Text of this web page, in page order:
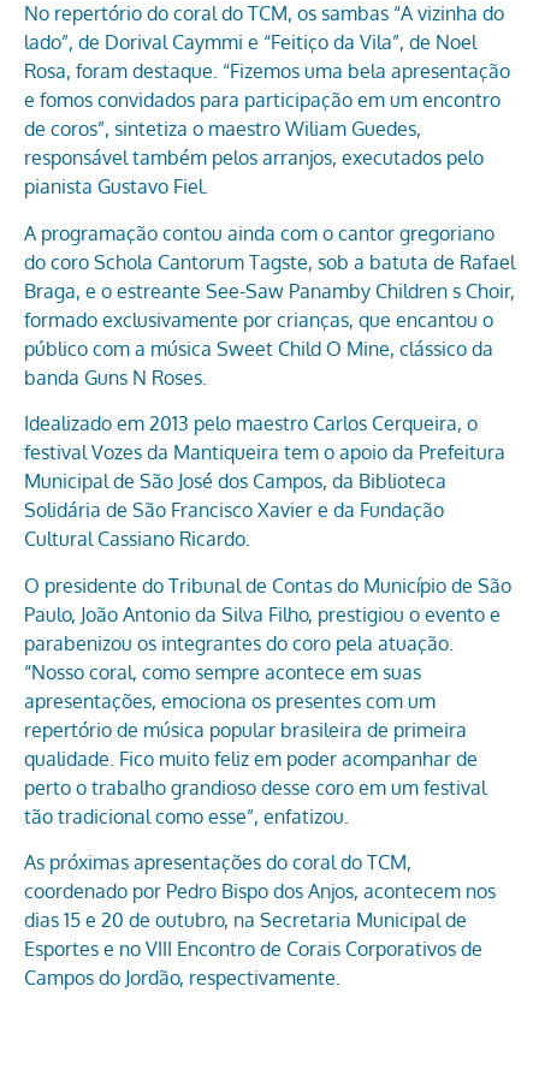
No repertório do coral do TCM, os sambas “A vizinha do
lado”, de Dorival Caymmi e “Feitiço da Vila”, de Noel
Rosa, foram destaque. “Fizemos uma bela apresentação
e fomos convidados para participação em um encontro
de coros”, sintetiza o maestro Wiliam Guedes,
responsável também pelos arranjos, executados pelo
pianista Gustavo Fiel.
A programação contou ainda com o cantor gregoriano
do coro Schola Cantorum Tagste, sob a batuta de Rafael
Braga, e o estreante See-Saw Panamby Children s Choir,
formado exclusivamente por crianças, que encantou o
público com a música Sweet Child O Mine, clássico da
banda Guns N Roses.
Idealizado em 2013 pelo maestro Carlos Cerqueira, o
festival Vozes da Mantiqueira tem o apoio da Prefeitura
Municipal de São José dos Campos, da Biblioteca
Solidária de São Francisco Xavier e da Fundação
Cultural Cassiano Ricardo.
O presidente do Tribunal de Contas do Município de São
Paulo, João Antonio da Silva Filho, prestigiou o evento e
parabenizou os integrantes do coro pela atuação.
“Nosso coral, como sempre acontece em suas
apresentações, emociona os presentes com um
repertório de música popular brasileira de primeira
qualidade. Fico muito feliz em poder acompanhar de
perto o trabalho grandioso desse coro em um festival
tão tradicional como esse”, enfatizou.
As próximas apresentações do coral do TCM,
coordenado por Pedro Bispo dos Anjos, acontecem nos
dias 15 e 20 de outubro, na Secretaria Municipal de
Esportes e no VIII Encontro de Corais Corporativos de
Campos do Jordão, respectivamente.